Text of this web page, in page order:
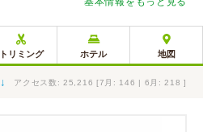
トリミング ホテル 地図
↓ アクセス数: 25,216 [7月: 146 | 6月: 218 ]